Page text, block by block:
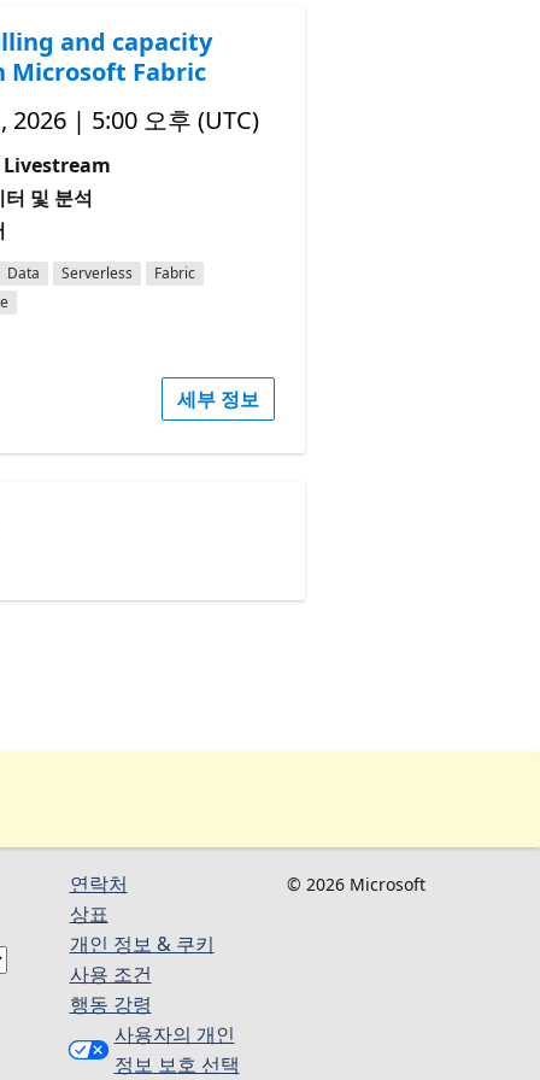
and capacity
Microsoft Fabric
2026 | 5:00 오후 (UTC)
Livestream
및 분석
Data Serverless
Fabric
세부 정보
연락처
상표
개인 정보 & 쿠키
사용 조건
행동 강령
사용자의 개인
정보 보호 선택
© 2026 Microsoft